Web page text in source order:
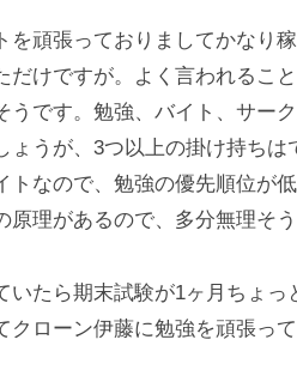
を頑張っておりましてかなり
だけですが。よく言われるこ
うです。勉強、バイト、サー
ょうが、3つ以上の掛け持ち
トなので、勉強の優先順位が
原理があるので、多分無理そう
いたら期末試験が1ヶ月ちょ
クローン伊藤に勉強を頑張っ